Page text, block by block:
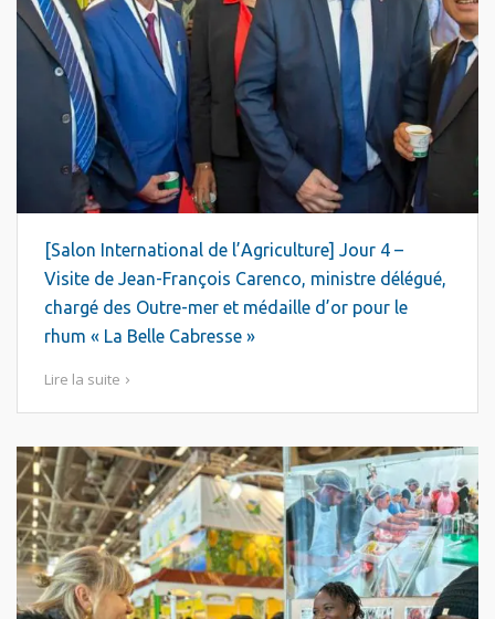
[Salon International de l’Agriculture] Jour 4 –
Visite de Jean-François Carenco, ministre délégué,
chargé des Outre-mer et médaille d’or pour le
rhum « La Belle Cabresse »
Lire la suite